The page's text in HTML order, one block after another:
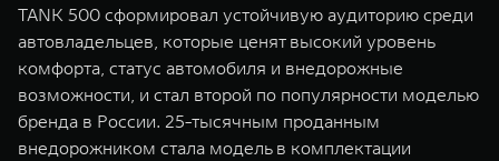
TANK 500 сформировал устойчивую аудиторию среди
автовладельцев, которые ценят высокий уровень
комфорта, статус автомобиля и внедорожные
возможности, и стал второй по популярности моделью
бренда в России. 25-тысячным проданным
внедорожником стала модель в комплектации